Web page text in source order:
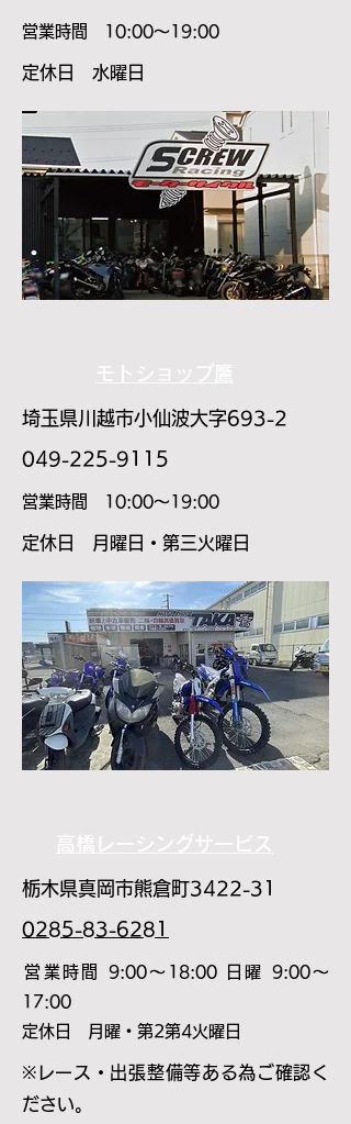
​営業時間 10:00～19:00
​定休日 水曜日
モトショップ鷹
埼玉県川越市小仙波大字693-2
​049-225-9115
​営業時間 10:00～19:00
​定休日 月曜日・第三火曜日
高橋レーシングサービス
栃木県真岡市熊倉町3422-31
0285-83-6281
​営業時間 9:00〜18:00 日曜 9:00～
17:00
定休日 月曜・第2第4火曜日
※レース・出張整備等ある為ご確認く
ださい。